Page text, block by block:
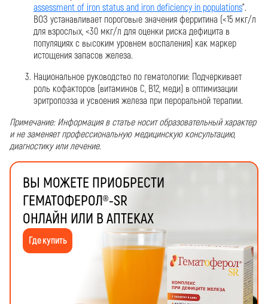
assessment of iron status and iron deficiency in populations".
ВОЗ устанавливает пороговые значения ферритина (<15 мкг/л
для взрослых, <30 мкг/л для оценки риска дефицита в
популяциях с высоким уровнем воспаления) как маркер
истощения запасов железа.
Национальное руководство по гематологии: Подчеркивает
роль кофакторов (витаминов С, В12, меди) в оптимизации
эритропоэза и усвоения железа при пероральной терапии.
Примечание: Информация в статье носит образовательный характер
и не заменяет профессиональную медицинскую консультацию,
диагностику или лечение.
ВЫ МОЖЕТЕ ПРИОБРЕСТИ
ГЕМАТОФЕРОЛ®-SR
ОНЛАЙН ИЛИ В АПТЕКАХ
Где купить